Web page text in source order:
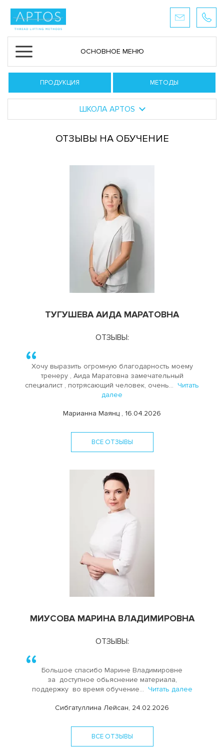
ОСНОВНОЕ МЕНЮ
ПРОДУКЦИЯ МЕТОДЫ
ШКОЛА APTOS
ОТЗЫВЫ НА ОБУЧЕНИЕ
ТУГУШЕВА АИДА МАРАТОВНА
ОТЗЫВЫ:
Хочу выразить огромную благодарность моему
тренеру , Аида Маратовна замечательный
специалист , потрясающий человек, очень... Читать
далее
Марианна Маянц , 16.04.2026
ВСЕ ОТЗЫВЫ
МИУСОВА МАРИНА ВЛАДИМИРОВНА
ОТЗЫВЫ:
Большое спасибо Марине Владимировне
за доступное обьяснение материала,
поддержку во время обучение... Читать далее
Сибгатуллина Лейсан, 24.02.2026
ВСЕ ОТЗЫВЫ